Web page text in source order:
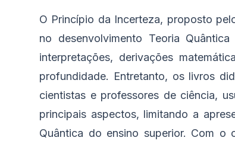
O Princípio da Incerteza, proposto
no desenvolvimento Teoria
interpretações, derivações
profundidade. Entretanto, os livros
cientistas e professores de ciência,
principais aspectos, limitando a
Quântica do ensino superior. Com o